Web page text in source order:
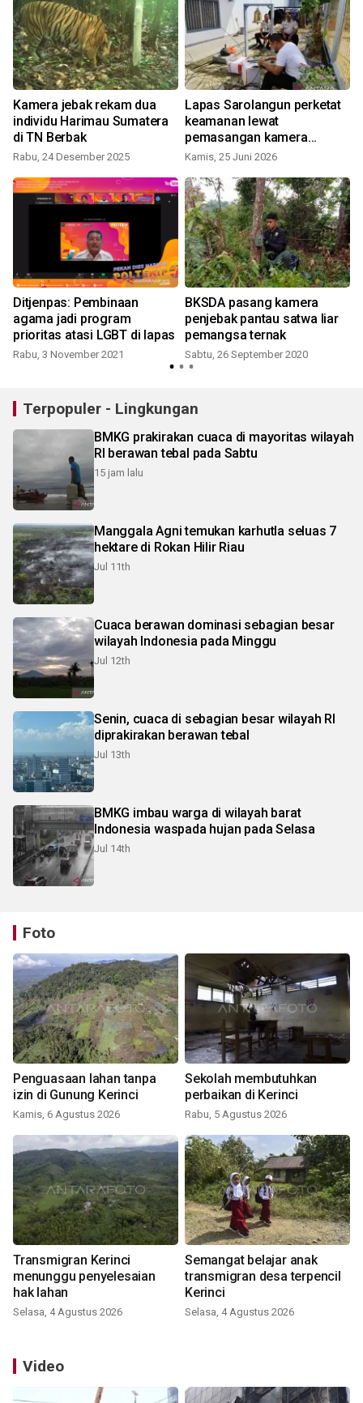
Kamera jebak rekam dua
individu Harimau Sumatera
di TN Berbak
Rabu, 24 Desember 2025
Lapas Sarolangun perketat
keamanan lewat
pemasangan kamera
pengawas
Kamis, 25 Juni 2026
Ditjenpas: Pembinaan
agama jadi program
prioritas atasi LGBT di lapas
Rabu, 3 November 2021
BKSDA pasang kamera
penjebak pantau satwa liar
pemangsa ternak
Sabtu, 26 September 2020
Terpopuler - Lingkungan
BMKG prakirakan cuaca di mayoritas wilayah
RI berawan tebal pada Sabtu
15 jam lalu
Manggala Agni temukan karhutla seluas 7
hektare di Rokan Hilir Riau
Jul 11th
Cuaca berawan dominasi sebagian besar
wilayah Indonesia pada Minggu
Jul 12th
Senin, cuaca di sebagian besar wilayah RI
diprakirakan berawan tebal
Jul 13th
BMKG imbau warga di wilayah barat
Indonesia waspada hujan pada Selasa
Jul 14th
Foto
Penguasaan lahan tanpa
izin di Gunung Kerinci
Kamis, 6 Agustus 2026
Sekolah membutuhkan
perbaikan di Kerinci
Rabu, 5 Agustus 2026
Transmigran Kerinci
menunggu penyelesaian
hak lahan
Selasa, 4 Agustus 2026
Semangat belajar anak
transmigran desa terpencil
Kerinci
Selasa, 4 Agustus 2026
Video